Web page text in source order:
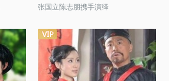
张国立陈志朋携手演绎